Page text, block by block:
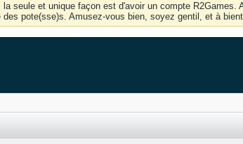
seule et unique façon est d'avoir un compte R2Games.
pote(sse)s. Amusez-vous bien, soyez gentil, et à